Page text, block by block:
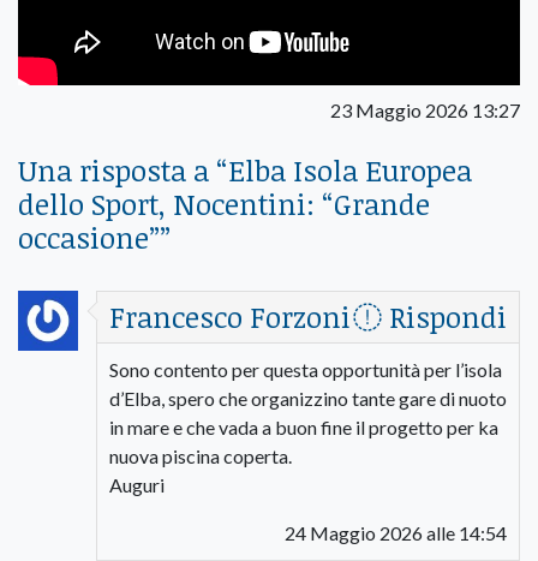
23 Maggio 2026 13:27
Una risposta a “Elba Isola Europea
dello Sport, Nocentini: “Grande
occasione””
Francesco Forzoni
Rispondi
Sono contento per questa opportunità per l’isola
d’Elba, spero che organizzino tante gare di nuoto
in mare e che vada a buon fine il progetto per ka
nuova piscina coperta.
Auguri
24 Maggio 2026 alle 14:54